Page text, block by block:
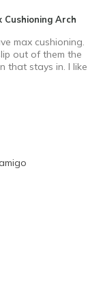
Cushioning Arch
max cushioning.
out of them the
that stays in. I like